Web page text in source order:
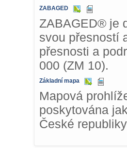
ZABAGED
ZABAGED® je
svou přesností
přesnosti a
000 (ZM 10).
Základní mapa
Mapová
poskytována
České